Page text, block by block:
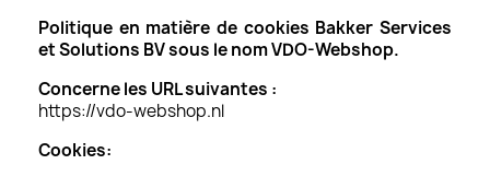
Politique en matière de cookies Bakker Services
et Solutions BV sous le nom VDO-Webshop.
Concerne les URL suivantes :
https://vdo-webshop.nl
Cookies: